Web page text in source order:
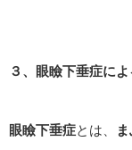
３、眼瞼下垂症に
眼瞼下垂症とは、